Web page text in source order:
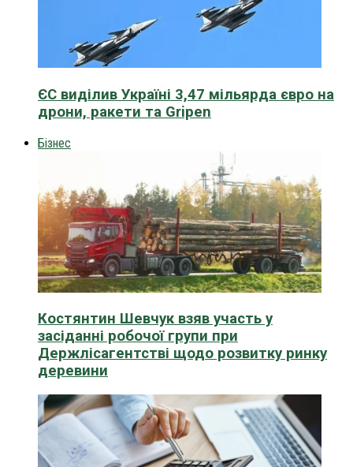
ЄС виділив Україні 3,47 мільярда євро на
дрони, ракети та Gripen
Бізнес
Костянтин Шевчук взяв участь у
засіданні робочої групи при
Держлісагентстві щодо розвитку ринку
деревини